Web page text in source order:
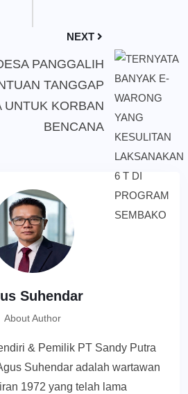
NEXT
PANGGALIH
TANGGAP
UNTUK KORBAN
BENCANA
Suhendar
About Author
& Pemilik PT Sandy Putra
Suhendar adalah wartawan
1972 yang telah lama